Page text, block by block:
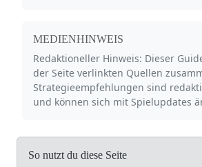
MEDIENHINWEIS
Redaktioneller Hinweis: Dieser
der Seite verlinkten Quellen
Strategieempfehlungen sind
und können sich mit Spielupdates
So nutzt du diese Seite